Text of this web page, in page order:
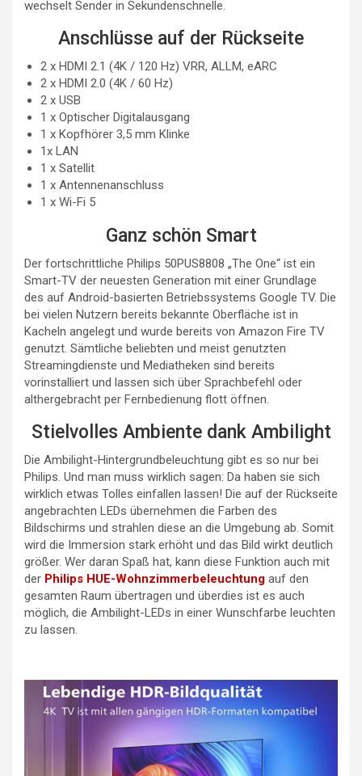
wechselt Sender in Sekundenschnelle.
Anschlüsse auf der Rückseite
2 x HDMI 2.1 (4K / 120 Hz) VRR, ALLM, eARC
2 x HDMI 2.0 (4K / 60 Hz)
2 x USB
1 x Optischer Digitalausgang
1 x Kopfhörer 3,5 mm Klinke
1x LAN
1 x Satellit
1 x Antennenanschluss
1 x Wi-Fi 5
Ganz schön Smart
Der fortschrittliche Philips 50PUS8808 „The One“ ist ein
Smart-TV der neuesten Generation mit einer Grundlage
des auf Android-basierten Betriebssystems Google TV. Die
bei vielen Nutzern bereits bekannte Oberfläche ist in
Kacheln angelegt und wurde bereits von Amazon Fire TV
genutzt. Sämtliche beliebten und meist genutzten
Streamingdienste und Mediatheken sind bereits
vorinstalliert und lassen sich über Sprachbefehl oder
althergebracht per Fernbedienung flott öffnen.
Stielvolles Ambiente dank Ambilight
Die Ambilight-Hintergrundbeleuchtung gibt es so nur bei
Philips. Und man muss wirklich sagen: Da haben sie sich
wirklich etwas Tolles einfallen lassen! Die auf der Rückseite
angebrachten LEDs übernehmen die Farben des
Bildschirms und strahlen diese an die Umgebung ab. Somit
wird die Immersion stark erhöht und das Bild wirkt deutlich
größer. Wer daran Spaß hat, kann diese Funktion auch mit
der Philips HUE-Wohnzimmerbeleuchtung auf den
gesamten Raum übertragen und überdies ist es auch
möglich, die Ambilight-LEDs in einer Wunschfarbe leuchten
zu lassen.